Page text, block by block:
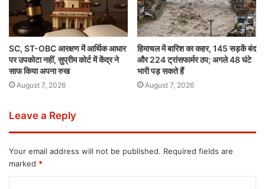
SC, ST-OBC आरक्षण में आर्थिक आधार
पर उपकोटा नहीं, सुप्रीम कोर्ट में केंद्र ने
साफ किया अपना रुख
August 7, 2026
हिमाचल में बारिश का कहर, 145 सड़कें बंद
और 224 ट्रांसफार्मर ठप; अगले 48 घंटे
भारी पड़ सकते हैं
August 7, 2026
Leave a Reply
Your email address will not be published. Required fields are
marked *